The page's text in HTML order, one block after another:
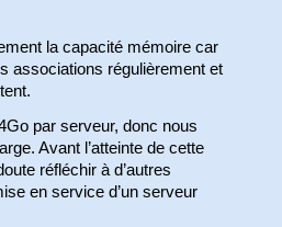
la capacité mémoire car
associations régulièrement et
par serveur, donc nous
Avant l’atteinte de cette
réfléchir à d’autres
en service d’un serveur